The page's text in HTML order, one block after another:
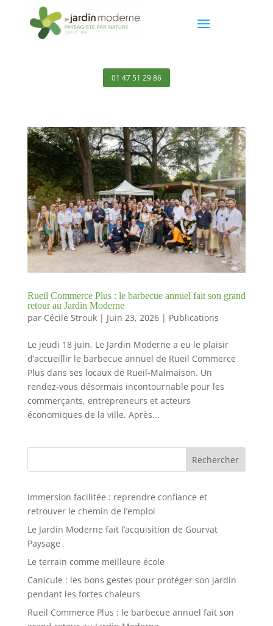
01 47 51 29 86
Rueil Commerce Plus : le barbecue annuel fait son grand
retour au Jardin Moderne
par Cécile Strouk| Juin 23, 2026| Publications
Le jeudi 18 juin, Le Jardin Moderne a eu le plaisir
d’accueillir le barbecue annuel de Rueil Commerce
Plus dans ses locaux de Rueil-Malmaison. Un
rendez-vous désormais incontournable pour les
commerçants, entrepreneurs et acteurs
économiques de la ville. Après...
Rechercher
Immersion facilitée : reprendre confiance et
retrouver le chemin de l’emploi
Le Jardin Moderne fait l’acquisition de Gourvat
Paysage
Le terrain comme meilleure école
Canicule : les bons gestes pour protéger son jardin
pendant les fortes chaleurs
Rueil Commerce Plus : le barbecue annuel fait son